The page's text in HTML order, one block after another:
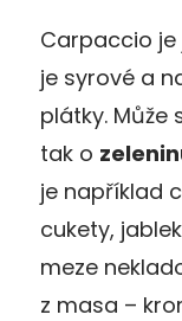
Carpaccio je
je syrové a
plátky. Může
tak o
je například
cukety,
meze
z masa –